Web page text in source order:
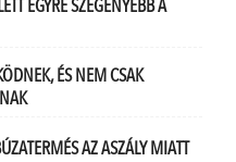
EGYRE SZEGÉNYEBB A
ÉS NEM CSAK
AZ ASZÁLY MIATT